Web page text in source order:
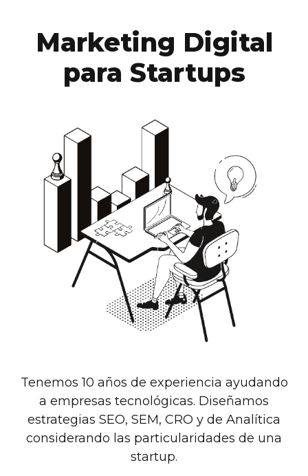
Marketing Digital
para Startups
Tenemos 10 años de experiencia ayudando
a empresas tecnológicas. Diseñamos
estrategias SEO, SEM, CRO y de Analítica
considerando las particularidades de una
startup.